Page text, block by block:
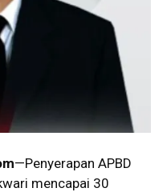
—Penyerapan APBD
mencapai 30